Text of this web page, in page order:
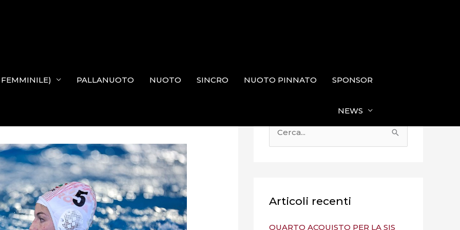
FEMMINILE) PALLANUOTO NUOTO SINCRO NUOTO PINNATO SPONSOR
NEWS
e
a
Articoli recenti
QUARTO ACQUISTO PER LA SIS